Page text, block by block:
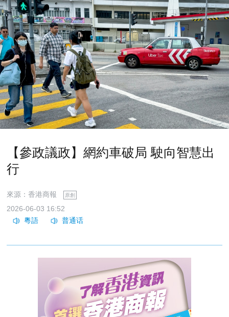
【參政議政】網約車破局 駛向智慧出
行
來源：香港商報 原創
2026-06-03 16:52